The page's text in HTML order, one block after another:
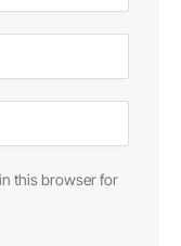
this browser for